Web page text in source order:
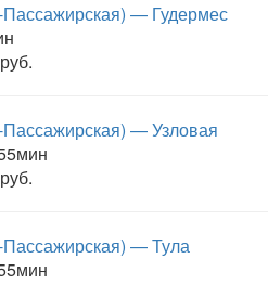
— Гудермес
— Узловая
— Тула